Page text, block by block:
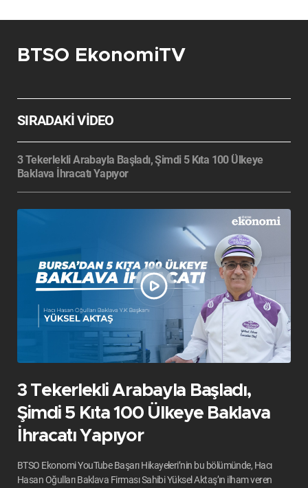
BTSO EkonomiTV
SIRADAKİ VİDEO
3 Tekerlekli Arabayla Başladı, Şimdi 5 Kıta 100 Ülkeye
Baklava İhracatı Yapıyor
3 Tekerlekli Arabayla Başladı,
Şimdi 5 Kıta 100 Ülkeye Baklava
İhracatı Yapıyor
BTSO Ekonomi YouTube Başarı Hikayeleri’nin bu bölümünde, Hacı
Hasan Oğulları Baklava Firması Sahibi Yüksel Aktaş’ın ilham veren